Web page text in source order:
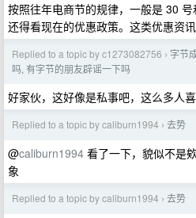
按照往年电商节的规律，一般是 30
还得看现在的优惠政策。这类优惠资
Replied to a topic by c1273082756 › 字节
吗, 有字节的朋友辟谣一下吗
好家伙，这好像是私事吧，这么多人
Replied to a topic by caliburn1994 › 去势
@caliburn1994 看了一下，貌似不是
象
Replied to a topic by caliburn1994 › 去势